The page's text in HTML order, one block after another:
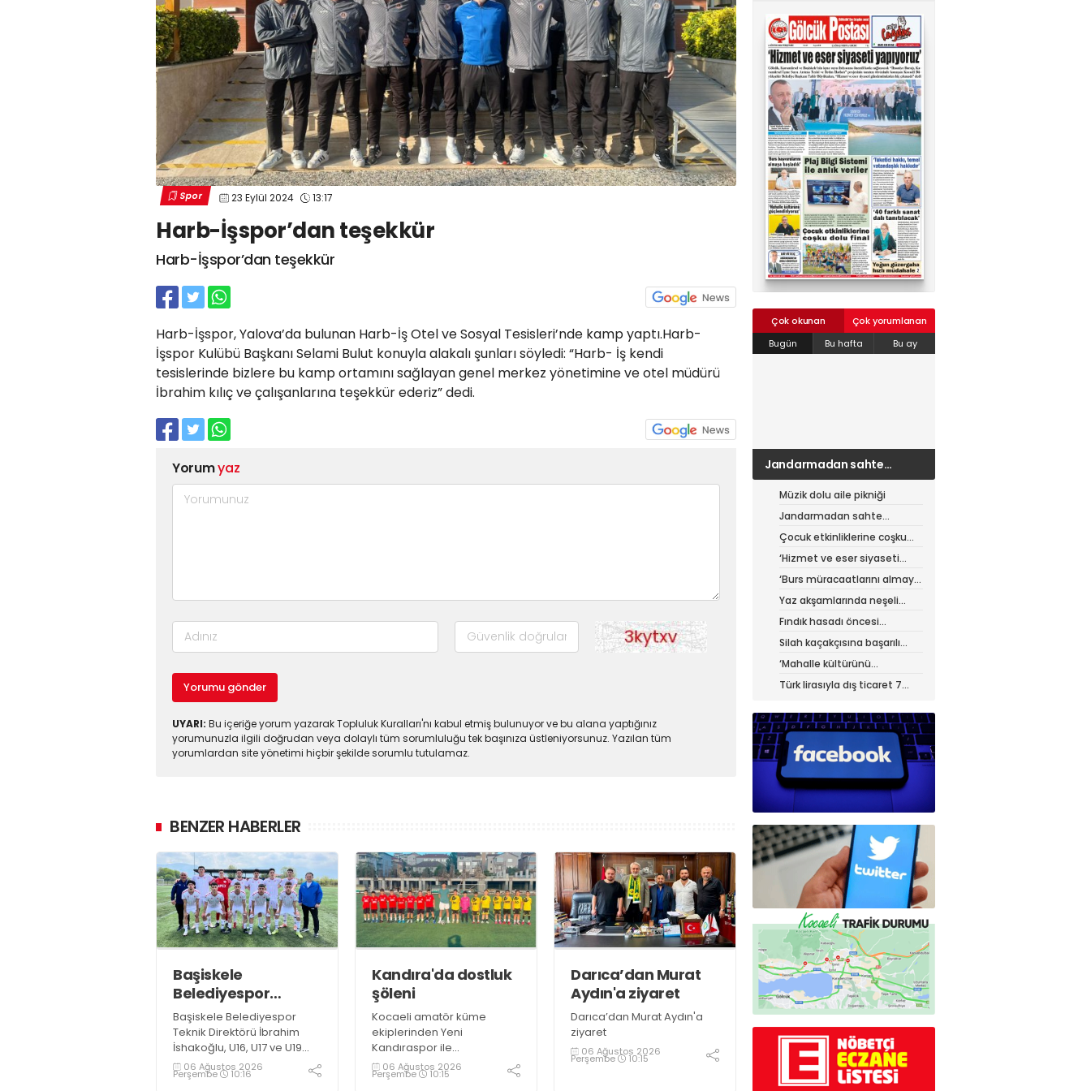
Spor 23 Eylül 2024 13:17
Harb-İşspor’dan teşekkür
Harb-İşspor’dan teşekkür
Harb-İşspor, Yalova’da bulunan Harb-İş Otel ve Sosyal Tesisleri’nde kamp yaptı.Harb-
İşspor Kulübü Başkanı Selami Bulut konuyla alakalı şunları söyledi: “Harb- İş kendi
tesislerinde bizlere bu kamp ortamını sağlayan genel merkez yönetimine ve otel müdürü
İbrahim kılıç ve çalışanlarına teşekkür ederiz” dedi.
Yorumyaz
Yorumu gönder
UYARI: Bu içeriğe yorum yazarak Topluluk Kuralları'nı kabul etmiş bulunuyor ve bu alana yaptığınız
yorumunuzla ilgili doğrudan veya dolaylı tüm sorumluluğu tek başınıza üstleniyorsunuz. Yazılan tüm
yorumlardan site yönetimi hiçbir şekilde sorumlu tutulamaz.
BENZER HABERLER
Başiskele
Belediyespor
Gelişim Ligi’ne hazır
Başiskele Belediyespor
Teknik Direktörü İbrahim
İshakoğlu, U16, U17 ve U19
takımlarının mücadele
edeceği Gelişim Ligi
06 Ağustos 2026
Perşembe 10:16
Kandıra'da dostluk
şöleni
Kocaeli amatör küme
ekiplerinden Yeni
Kandıraspor ile
Bekirderespor'un U10, U11 ve
U12 yaş kategorilerindeki
06 Ağustos 2026
Perşembe 10:15
Darıca’dan Murat
Aydın'a ziyaret
Darıca’dan Murat Aydın'a
ziyaret
06 Ağustos 2026
Perşembe 10:15
Çok okunan
Çok yorumlanan
Bugün
Bu hafta Bu ay
Jandarmadan sahte
çantacılara darbe
Müzik dolu aile pikniği
Jandarmadan sahte
çantacılara darbe
Çocuk etkinliklerine coşku
dolu final
‘Hizmet ve eser siyaseti
yapıyoruz’
‘Burs müracaatlarını almaya
başladık’
Yaz akşamlarında neşeli
etkinlikler
Fındık hasadı öncesi
üreticiye yol desteği
Silah kaçakçısına başarılı
operasyon
‘Mahalle kültürünü
güçlendiriyoruz’
Türk lirasıyla dış ticaret 7
02624132333
haber@golcukpostasi.com